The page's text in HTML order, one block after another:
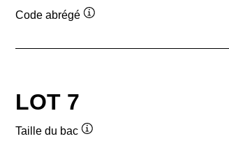
Code abrégé
LOT 7
Taille du bac